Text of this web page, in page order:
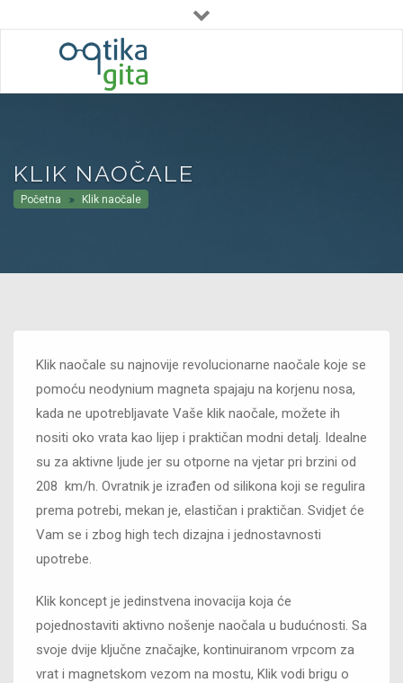
Pon - Pet : 09:00 - 19:00
KLIK NAOČALE
Početna Klik naočale
Klik naočale su najnovije revolucionarne naočale koje se
pomoću neodynium magneta spajaju na korjenu nosa,
kada ne upotrebljavate Vaše klik naočale, možete ih
nositi oko vrata kao lijep i praktičan modni detalj. Idealne
su za aktivne ljude jer su otporne na vjetar pri brzini od
208 km/h. Ovratnik je izrađen od silikona koji se regulira
prema potrebi, mekan je, elastičan i praktičan. Svidjet će
Vam se i zbog high tech dizajna i jednostavnosti
upotrebe.
Klik koncept je jedinstvena inovacija koja će
pojednostaviti aktivno nošenje naočala u budućnosti. Sa
svoje dvije ključne značajke, kontinuiranom vrpcom za
vrat i magnetskom vezom na mostu, Klik vodi brigu o